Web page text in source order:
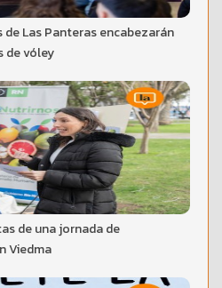
de Las Panteras encabezarán
de vóley
de una jornada de
Viedma